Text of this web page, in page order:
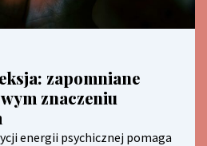
zapomniane
znaczeniu
energii psychicznej pomaga